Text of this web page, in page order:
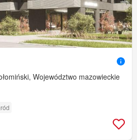
Województwo mazowieckie